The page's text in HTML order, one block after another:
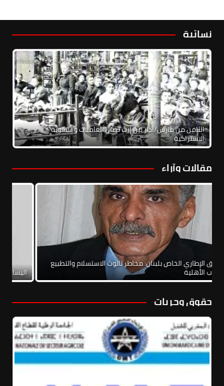
نسائية
الثامن من مارس/آذار بين إرث نضال العاملات والنسوية
الاشتراكية
مقالات وآراء
الاتفاق الإطاري الخاص بلبنان: مخاطر ثالوث الاستسلام والتطبيع
والحرب الأهلية
حقوق وحريات